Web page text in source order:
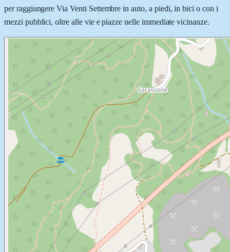
per raggiungere Via Venti Settembre in auto, a piedi, in bici o con i
mezzi pubblici, oltre alle vie e piazze nelle immediate vicinanze.